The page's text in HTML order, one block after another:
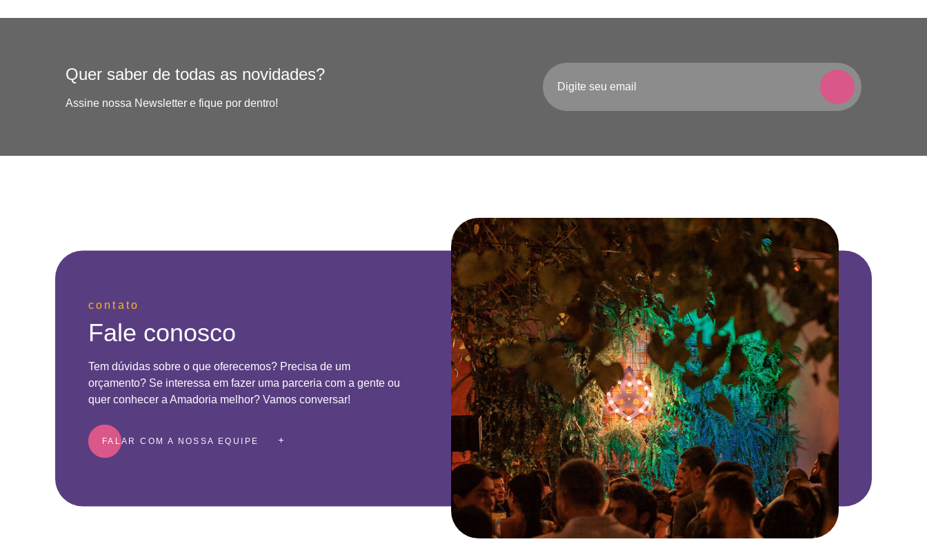
Quer saber de todas as novidades?
Assine nossa Newsletter e fique por dentro!
contato
Fale conosco
Tem dúvidas sobre o que oferecemos? Precisa de um
orçamento? Se interessa em fazer uma parceria com a gente ou
quer conhecer a Amadoria melhor? Vamos conversar!
FALAR COM A NOSSA EQUIPE